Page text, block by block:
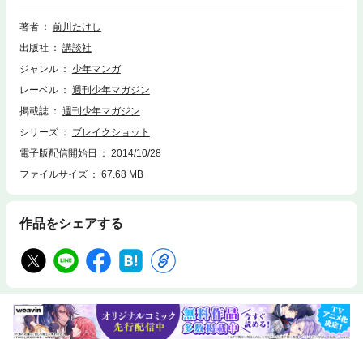
たのは、ベテランの出島プロ。“ゴースト・ボール”と命名した謎のショッ
トを武器に、打倒信介にプロの執念を燃やす!!
著者
前川たけし
出版社
講談社
ジャンル
少年マンガ
レーベル
週刊少年マガジン
掲載誌
週刊少年マガジン
シリーズ
ブレイクショット
電子版配信開始日
2014/10/28
ファイルサイズ
67.68 MB
作品をシェアする